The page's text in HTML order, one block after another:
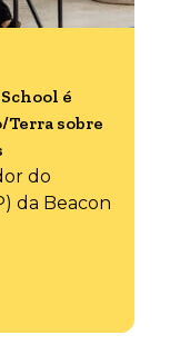
é
Terra sobre
do
da Beacon